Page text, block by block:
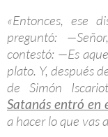
«Entonces, ese
preguntó:
contestó: —Es
plato. Y, después
de Simón
Satanás entró en
a hacer lo que vas